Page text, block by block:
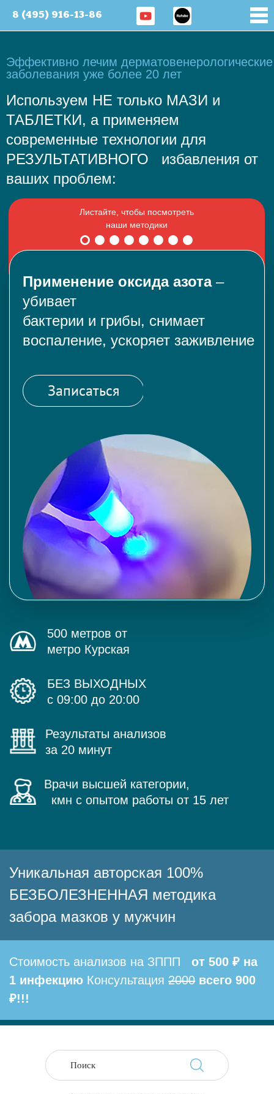
8 (495) 916-13-86
Эффективно лечим дерматовенерологические
заболевания уже более 20 лет
Используем НЕ только МАЗИ и
ТАБЛЕТКИ, а применяем
современные технологии для
РЕЗУЛЬТАТИВНОГО избавления от
ваших проблем:
Применение оксида азота–
убивает
бактерии и грибы, снимает
воспаление, ускоряет заживление
Записаться
500 метров от
метро Курская
БЕЗ ВЫХОДНЫХ
с 09:00 до 20:00
Результаты анализов
за 20 минут
Врачи высшей категории,
кмн с опытом работы от 15 лет
Уникальная авторская 100%
БЕЗБОЛЕЗНЕННАЯ методика
забора мазков у мужчин
Стоимость анализов на ЗППП
от 500 ₽ на
1 инфекцию Консультация 2000 всего 900
₽!!!